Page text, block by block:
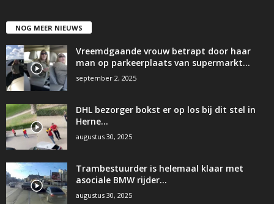
NOG MEER NIEUWS
Vreemdgaande vrouw betrapt door haar
man op parkeerplaats van supermarkt…
september 2, 2025
DHL bezorger bokst er op los bij dit stel in
Herne…
augustus 30, 2025
Trambestuurder is helemaal klaar met
asociale BMW rijder…
augustus 30, 2025